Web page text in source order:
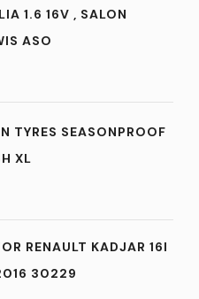
1.6 16V , SALON
ASO
TYRES SEASONPROOF
XL
RENAULT KADJAR 16I
30229